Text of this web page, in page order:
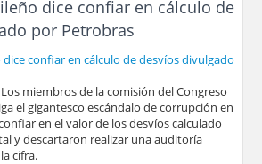
dice confiar en cálculo de
por Petrobras
Los miembros de la comisión del Congreso
el gigantesco escándalo de corrupción en
en el valor de los desvíos calculado
y descartaron realizar una auditoría
cifra.